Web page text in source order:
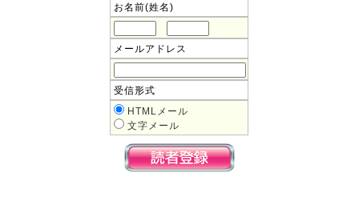
お名前(姓名)
メールアドレス
受信形式
HTMLメール
文字メール